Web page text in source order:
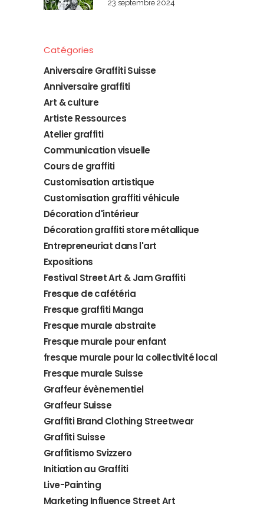
23 septembre 2024
Catégories
Aniversaire Graffiti Suisse
Anniversaire graffiti
Art & culture
Artiste Ressources
Atelier graffiti
Communication visuelle
Cours de graffiti
Customisation artistique
Customisation graffiti véhicule
Décoration d'intérieur
Décoration graffiti store métallique
Entrepreneuriat dans l'art
Expositions
Festival Street Art & Jam Graffiti
Fresque de cafétéria
Fresque graffiti Manga
Fresque murale abstraite
Fresque murale pour enfant
fresque murale pour la collectivité local
Fresque murale Suisse
Graffeur évènementiel
Graffeur Suisse
Graffiti Brand Clothing Streetwear
Graffiti Suisse
Graffitismo Svizzero
Initiation au Graffiti
Live-Painting
Marketing Influence Street Art